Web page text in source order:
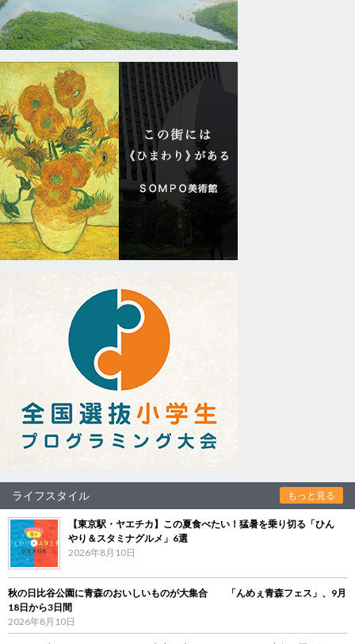
ライフスタイル もっと見る
【東京駅・ヤエチカ】この夏食べたい！猛暑を乗り切る「ひん
やり＆スタミナグルメ」6選
2026年8月10日
秋の日比谷公園に青森のおいしいものが大集合 「んめぇ青森フェス」、9月
18日から3日間
2026年8月10日